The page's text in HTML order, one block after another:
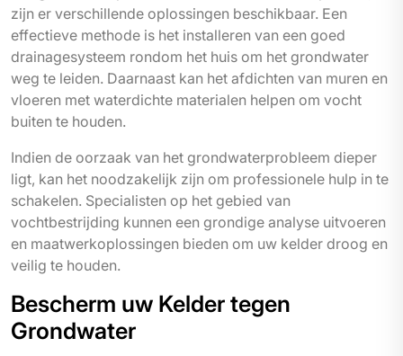
zijn er verschillende oplossingen beschikbaar. Een
effectieve methode is het installeren van een goed
drainage­systeem rondom het huis om het grondwater
weg te leiden. Daarnaast kan het afdichten van muren en
vloeren met waterdichte materialen helpen om vocht
buiten te houden.
Indien de oorzaak van het grondwaterprobleem dieper
ligt, kan het noodzakelijk zijn om professionele hulp in te
schakelen. Specialisten op het gebied van
vochtbestrijding kunnen een grondige analyse uitvoeren
en maatwerkoplossingen bieden om uw kelder droog en
veilig te houden.
Bescherm uw Kelder tegen
Grondwater